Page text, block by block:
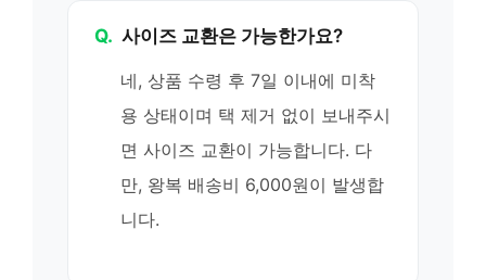
Q. 사이즈 교환은 가능한가요?
네, 상품 수령 후 7일 이내에 미착
용 상태이며 택 제거 없이 보내주시
면 사이즈 교환이 가능합니다. 다
만, 왕복 배송비 6,000원이 발생합
니다.